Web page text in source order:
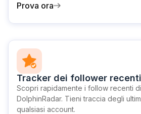
Prova ora
Tracker dei follower
Scopri rapidamente i follow recenti
DolphinRadar. Tieni traccia degli
qualsiasi account.